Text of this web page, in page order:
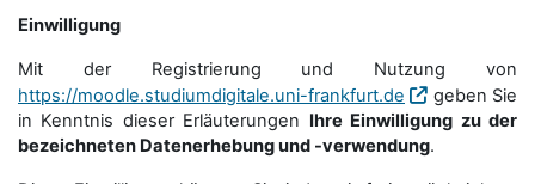
Einwilligung
Mit der Registrierung und Nutzung von
https://moodle.studiumdigitale.uni-frankfurt.de
geben Sie
in Kenntnis dieser Erläuterungen Ihre Einwilligung zu der
bezeichneten Datenerhebung und -verwendung.